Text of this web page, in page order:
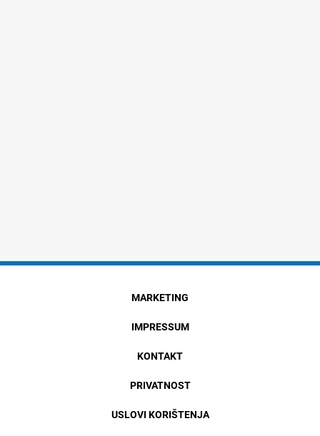
MARKETING
IMPRESSUM
KONTAKT
PRIVATNOST
USLOVI KORIŠTENJA